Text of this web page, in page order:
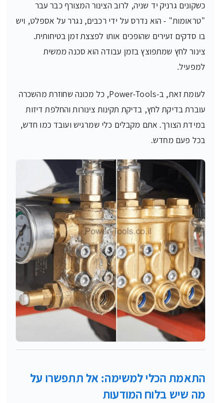
כשקונים גרניק יד שניה, לרוב הצינור המצורף כבר עבר
"טראומות" - הוא נדרס על ידי רכבים, נגרר על אספלט, ויש
בו סדקים זעירים שהופכים אותו לפצצת זמן בטיחותית.
צינור לחץ שמתפוצץ בזמן עבודה הוא סכנה ממשית
למפעיל.
לעומת זאת, ב-Power-Tools, כל מכונה שחוזרת מהשכרה
עוברת בדיקת לחץ, בדיקת תקינות צינורות והחלפת דיזות
במידת הצורך. אתם מקבלים כלי שמרגיש ועובד כמו חדש,
בכל פעם מחדש.
התאמת הכלי למשימה: אל תתפשרו על
מה שיש בלוח המודעות